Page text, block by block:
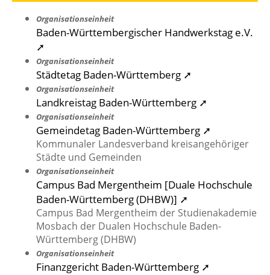
Organisationseinheit
Baden-Württembergischer Handwerkstag e.V.
➚
Organisationseinheit
Städtetag Baden-Württemberg ➚
Organisationseinheit
Landkreistag Baden-Württemberg ➚
Organisationseinheit
Gemeindetag Baden-Württemberg ➚
Kommunaler Landesverband kreisangehöriger
Städte und Gemeinden
Organisationseinheit
Campus Bad Mergentheim [Duale Hochschule
Baden-Württemberg (DHBW)] ➚
Campus Bad Mergentheim der Studienakademie
Mosbach der Dualen Hochschule Baden-
Württemberg (DHBW)
Organisationseinheit
Finanzgericht Baden-Württemberg ➚